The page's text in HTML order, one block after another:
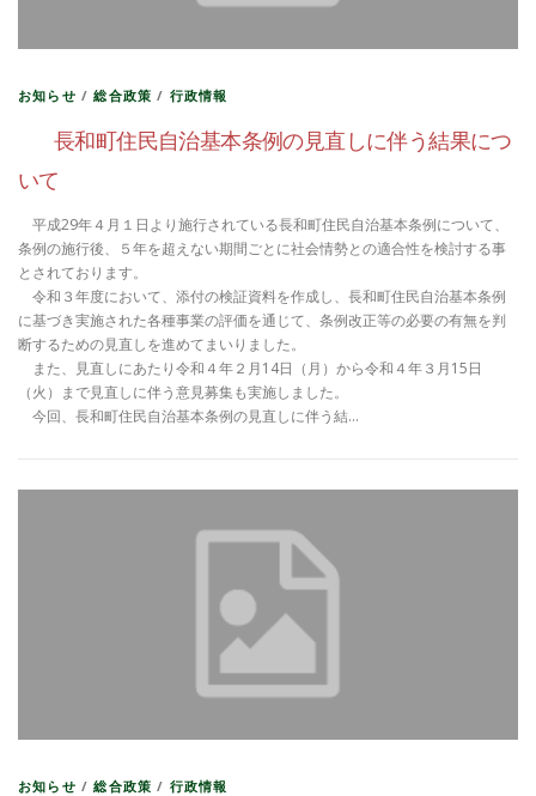
お知らせ /総合政策 / 行政情報
長和町住民自治基本条例の見直しに伴う結果につ
いて
平成29年４月１日より施行されている長和町住民自治基本条例について、
条例の施行後、５年を超えない期間ごとに社会情勢との適合性を検討する事
とされております。
令和３年度において、添付の検証資料を作成し、長和町住民自治基本条例
に基づき実施された各種事業の評価を通じて、条例改正等の必要の有無を判
断するための見直しを進めてまいりました。
また、見直しにあたり令和４年２月14日（月）から令和４年３月15日
（火）まで見直しに伴う意見募集も実施しました。
今回、長和町住民自治基本条例の見直しに伴う結…
お知らせ /総合政策 / 行政情報